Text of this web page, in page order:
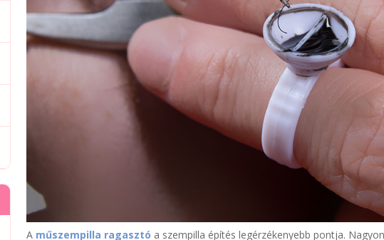
A műszempilla ragasztó a szempilla építés legérzékenyebb pontja.